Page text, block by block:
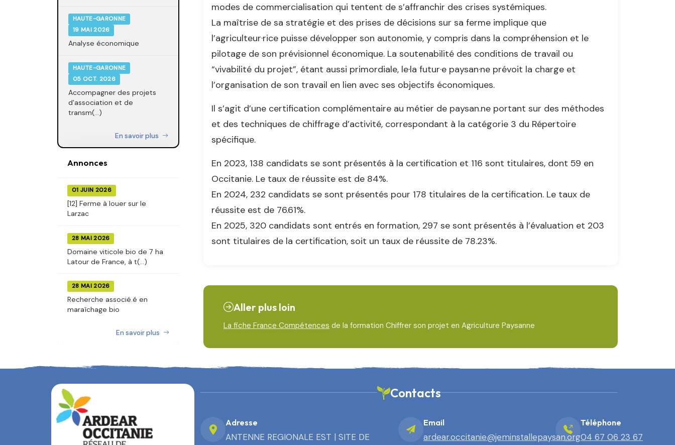
HAUTE-GARONNE
19 MAI 2026
Analyse économique
HAUTE-GARONNE
05 OCT. 2026
Accompagner des projets
d'association et de
transm(...)
En savoir plus
Annonces
01 JUIN 2026
[12] Ferme à louer sur le
Larzac
28 MAI 2026
Domaine viticole bio de 7 ha
Latour de France, à t(...)
28 MAI 2026
Recherche associé.é en
maraîchage bio
En savoir plus
modes de commercialisation qui tentent de s’affranchir des crises systémiques.
La maîtrise de sa stratégie et des prises de décisions sur sa ferme implique que
l’agriculteur·rice puisse développer son autonomie, y compris dans la compréhension et le
pilotage de son prévisionnel économique. La soutenabilité des conditions de travail ou
“vivabilité du projet”, étant aussi primordiale, le·la futur·e paysan·ne prévoit la charge et
l’organisation de son travail en lien avec ses objectifs économiques.
Il s’agit d’une certification complémentaire au métier de paysan.ne portant sur des méthodes
et des techniques de chiffrage d’activité, correspondant à la catégorie 3 du Répertoire
spécifique.
En 2023, 138 candidats se sont présentés à la certification et 116 sont titulaires, dont 59 en
Occitanie. Le taux de réussite est de 84%.
En 2024, 232 candidats se sont présentés pour 178 titulaires de la certification. Le taux de
réussite est de 76.61%.
En 2025, 320 candidats sont entrés en formation, 297 se sont présentés à l’évaluation et 203
sont titulaires de la certification, soit un taux de réussite de 78.23%.
Aller plus loin
La fiche France Compétences de la formation Chiffrer son projet en Agriculture Paysanne
Contacts
Adresse
ANTENNE REGIONALE EST | SITE DE
Email
ardear.occitanie@jeminstallepaysan.org
Téléphone
04 67 06 23 67